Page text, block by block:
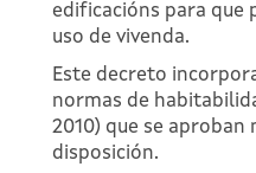
edificacións para que
uso de vivenda.
Este decreto
normas de
2010) que se aproban
disposición.